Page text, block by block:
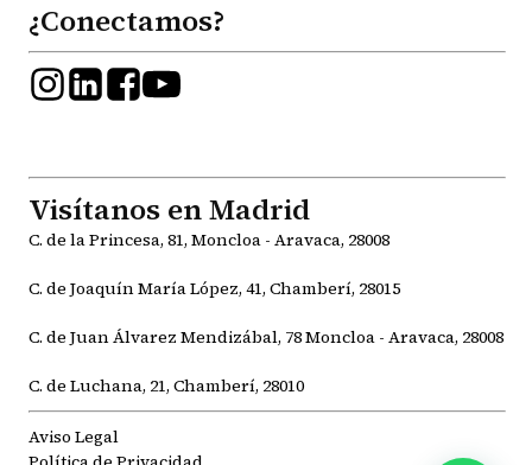
¿Conectamos?
Visítanos en Madrid
C. de la Princesa, 81, Moncloa - Aravaca, 28008
C. de Joaquín María López, 41, Chamberí, 28015
C. de Juan Álvarez Mendizábal, 78 Moncloa - Aravaca, 28008
C. de Luchana, 21, Chamberí, 28010
Aviso Legal